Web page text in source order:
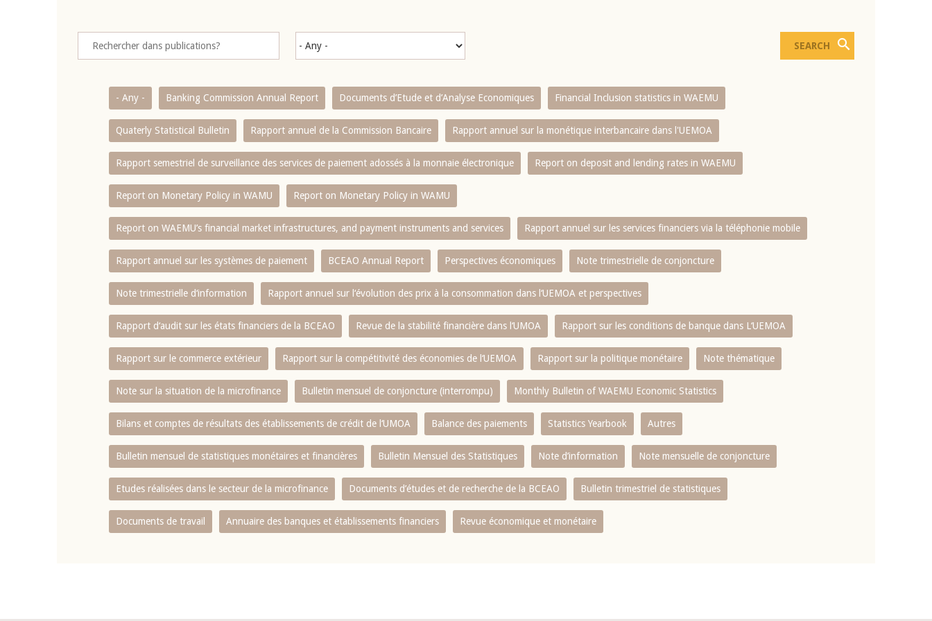
- Any - Banking Commission Annual Report Documents d’Etude et d’Analyse Economiques Financial Inclusion statistics in WAEMU
Quaterly Statistical Bulletin Rapport annuel de la Commission Bancaire Rapport annuel sur la monétique interbancaire dans l'UEMOA
Rapport semestriel de surveillance des services de paiement adossés à la monnaie électronique Report on deposit and lending rates in WAEMU
Report on Monetary Policy in WAMU Report on Monetary Policy in WAMU
Report on WAEMU’s financial market infrastructures, and payment instruments and services Rapport annuel sur les services financiers via la téléphonie mobile
Rapport annuel sur les systèmes de paiement BCEAO Annual Report Perspectives économiques Note trimestrielle de conjoncture
Note trimestrielle d‘information Rapport annuel sur l‘évolution des prix à la consommation dans l‘UEMOA et perspectives
Rapport d‘audit sur les états financiers de la BCEAO Revue de la stabilité financière dans l‘UMOA Rapport sur les conditions de banque dans L‘UEMOA
Rapport sur le commerce extérieur Rapport sur la compétitivité des économies de l‘UEMOA Rapport sur la politique monétaire Note thématique
Note sur la situation de la microfinance Bulletin mensuel de conjoncture (interrompu) Monthly Bulletin of WAEMU Economic Statistics
Bilans et comptes de résultats des établissements de crédit de l‘UMOA Balance des paiements Statistics Yearbook Autres
Bulletin mensuel de statistiques monétaires et financières Bulletin Mensuel des Statistiques Note d’information Note mensuelle de conjoncture
Etudes réalisées dans le secteur de la microfinance Documents d’études et de recherche de la BCEAO Bulletin trimestriel de statistiques
Documents de travail Annuaire des banques et établissements financiers Revue économique et monétaire